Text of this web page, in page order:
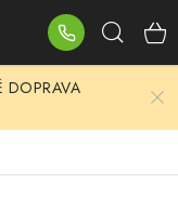
DOPRAVA